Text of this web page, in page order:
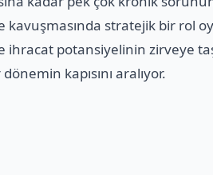
kavuşmasında stratejik bir rol
ihracat potansiyelinin zirveye
kapısını aralıyor.